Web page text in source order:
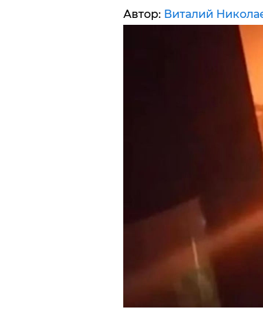
Автор: Виталий